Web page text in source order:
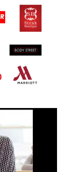
Mieders
Innsbruck
Vomp